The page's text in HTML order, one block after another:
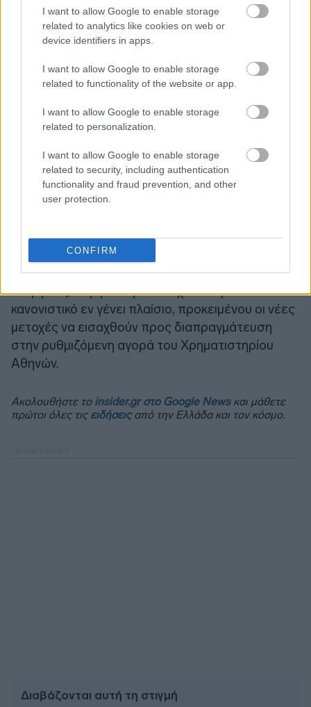
I want to allow Google to enable storage
related to analytics like cookies on web or
device identifiers in apps.
I want to allow Google to enable storage
related to functionality of the website or app.
I want to allow Google to enable storage
related to personalization.
I want to allow Google to enable storage
related to security, including authentication
functionality and fraud prevention, and other
user protection.
CONFIRM
Σημειώνεται ότι, κατόπιν της ως άνω αυξήσεως,
το μετοχικό κεφάλαιο της Εταιρείας ανέρχεται
πλέον στο ποσό των 6.449.556,96 Ευρώ,
μετοχές ονομαστικής αξίας 0,54 Ευρώ εκάστης.
6. Η Εταιρεία θα προβεί σε όλες τις νόμιμες
ενέργειες, σύμφωνα με το ισχύον νομοθετικό και
κανονιστικό εν γένει πλαίσιο, προκειμένου οι νέες
μετοχές να εισαχθούν προς διαπραγμάτευση
στην ρυθμιζόμενη αγορά του Χρηματιστηρίου
Αθηνών.
Ακολουθήστε το insider.gr στο Google Newsκαι μάθετε
πρώτοι όλες τις ειδήσειςαπό την Ελλάδα και τον κόσμο.
Διαβάζονται αυτή τη στιγμή